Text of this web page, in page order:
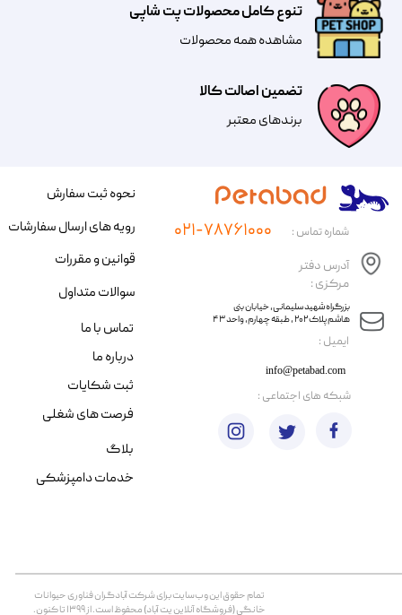
تضمین اصالت کالا
​​برندهای معتبر​​​​​​​
تنوع کامل محصولات پت شاپی
مشاهده همه محصولات
​ایمیل :
آدرس دفتر
مرکزی :
info@petabad.com
​​بزرگراه شهید سلیمانی، خیابان بنی
هاشم پلاک ۲۰۲ ، طبقه چهارم، واحد ۴۳
شماره تماس : ۰۲۱-۷۸۷۶۱۰۰۰
تمام حقوق اين وب‌سايت برای شرکت آبادگران فناوری حیوانات
خانگی (فروشگاه آنلاین پت آباد) محفوظ است. از ۱۳۹۹ تا کنون.
نحوه ثبت سفارش
رویه های ارسال سفارشات
قوانین و مقررات
سوالات متداول
تماس با ما
درباره ما
ثبت شکایات
فرصت های شغلی
​شبکه های اجتماعی :
بلاگ
خدمات دامپزشکی